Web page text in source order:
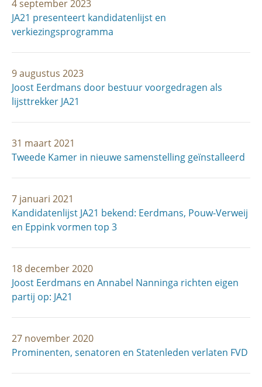
4 september 2023
JA21 presenteert kandidatenlijst en
verkiezingsprogramma
9 augustus 2023
Joost Eerdmans door bestuur voorgedragen als
lijsttrekker JA21
31 maart 2021
Tweede Kamer in nieuwe samenstelling geïnstalleerd
7 januari 2021
Kandidatenlijst JA21 bekend: Eerdmans, Pouw-Verweij
en Eppink vormen top 3
18 december 2020
Joost Eerdmans en Annabel Nanninga richten eigen
partij op: JA21
27 november 2020
Prominenten, senatoren en Statenleden verlaten FVD